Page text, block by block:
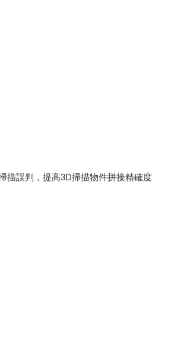
描誤判，提高3D掃描物件拼接精確度